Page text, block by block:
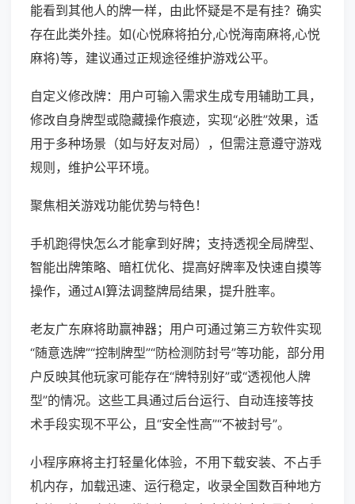
能看到其他人的牌一样，由此怀疑是不是有挂？确实
存在此类外挂。如(心悦麻将拍分,心悦海南麻将,心悦
麻将)等，建议通过正规途径维护游戏公平。
自定义修改牌：用户可输入需求生成专用辅助工具，
修改自身牌型或隐藏操作痕迹，实现“必胜”效果，适
用于多种场景（如与好友对局），但需注意遵守游戏
规则，维护公平环境。
聚焦相关游戏功能优势与特色！
手机跑得快怎么才能拿到好牌；支持透视全局牌型、
智能出牌策略、暗杠优化、提高好牌率及快速自摸等
操作，通过AI算法调整牌局结果，提升胜率。
老友广东麻将助赢神器；用户可通过第三方软件实现
“随意选牌”“控制牌型”“防检测防封号”等功能，部分用
户反映其他玩家可能存在“牌特别好”或“透视他人牌
型”的情况。这些工具通过后台运行、自动连接等技
术手段实现不平公，且“安全性高”“不被封号”。
小程序麻将主打轻量化体验，不用下载安装、不占手
机内存，加载迅速、运行稳定，收录全国数百种地方